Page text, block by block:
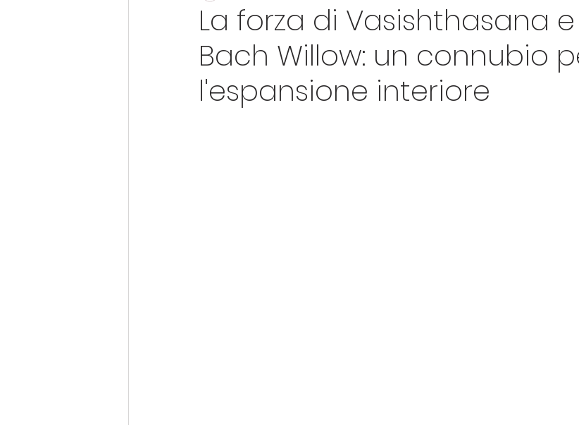
La forza di Vasishthasana
Bach Willow: un connubio
l'espansione interiore